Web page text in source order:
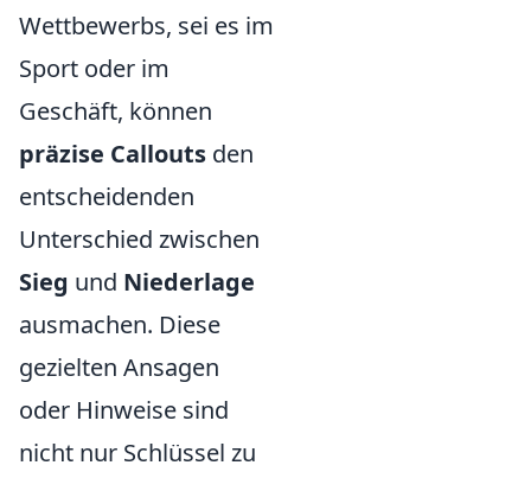
Wettbewerbs, sei es im
Sport oder im
Geschäft, können
präzise Callouts den
entscheidenden
Unterschied zwischen
Sieg und Niederlage
ausmachen. Diese
gezielten Ansagen
oder Hinweise sind
nicht nur Schlüssel zu